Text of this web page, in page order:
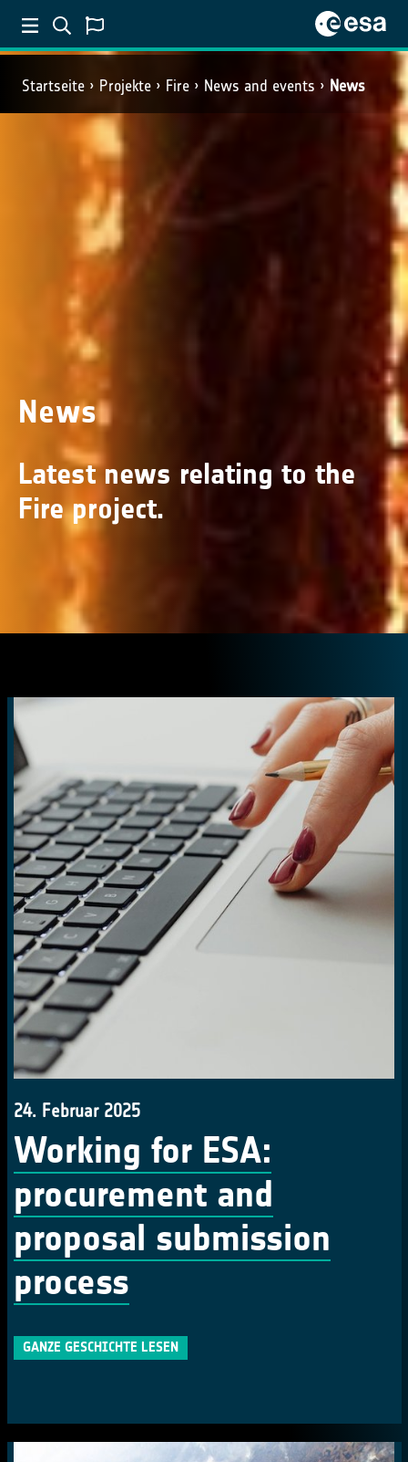
Startseite Projekte Fire News and events News
News
Latest news relating to the
Fire project.
24. Februar 2025
Working for ESA:
procurement and
proposal submission
process
GANZE GESCHICHTE LESEN